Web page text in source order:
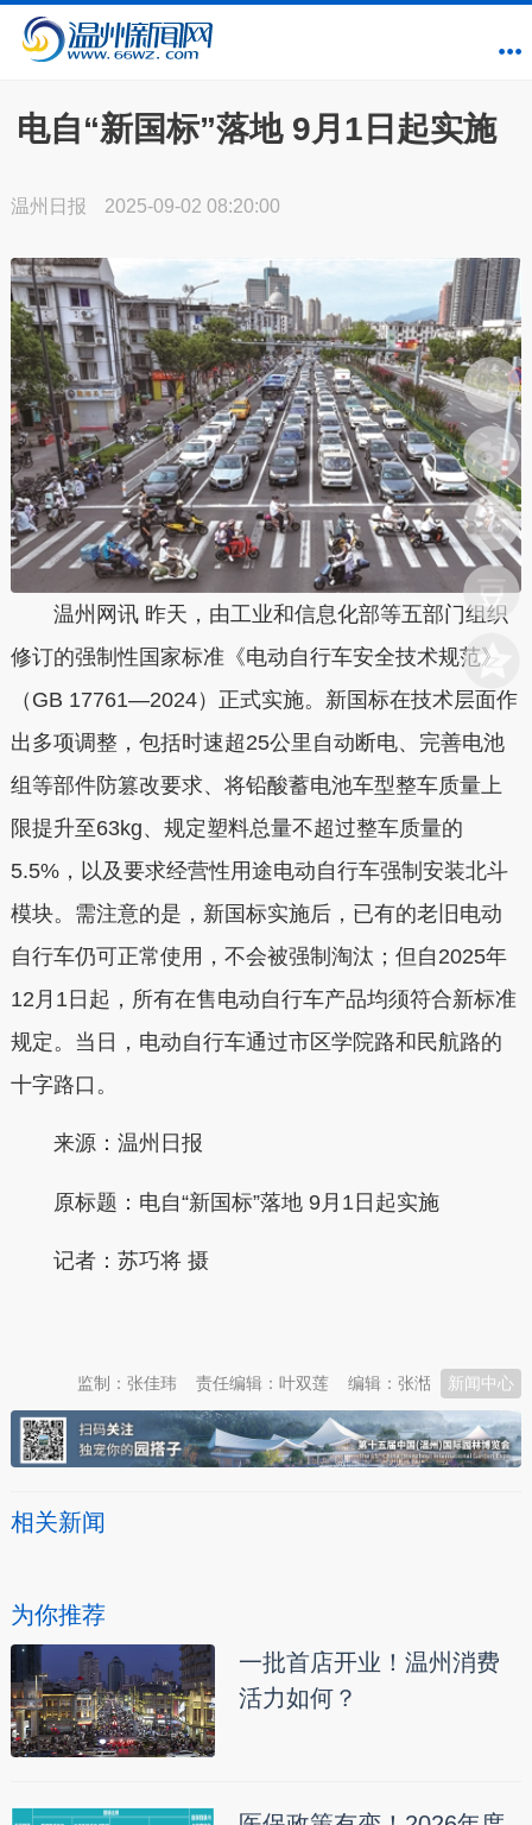
电自“新国标”落地 9月1日起实施
温州日报 2025-09-02 08:20:00
温州网讯 昨天，由工业和信息化部等五部门组织
修订的强制性国家标准《电动自行车安全技术规范》
（GB 17761—2024）正式实施。新国标在技术层面作
出多项调整，包括时速超25公里自动断电、完善电池
组等部件防篡改要求、将铅酸蓄电池车型整车质量上
限提升至63kg、规定塑料总量不超过整车质量的
5.5%，以及要求经营性用途电动自行车强制安装北斗
模块。需注意的是，新国标实施后，已有的老旧电动
自行车仍可正常使用，不会被强制淘汰；但自2025年
12月1日起，所有在售电动自行车产品均须符合新标准
规定。当日，电动自行车通过市区学院路和民航路的
十字路口。
来源：温州日报
原标题：电自“新国标”落地 9月1日起实施
记者：苏巧将 摄
新闻中心
编辑：张湉
责任编辑：叶双莲
监制：张佳玮
相关新闻
为你推荐
一批首店开业！温州消费
活力如何？